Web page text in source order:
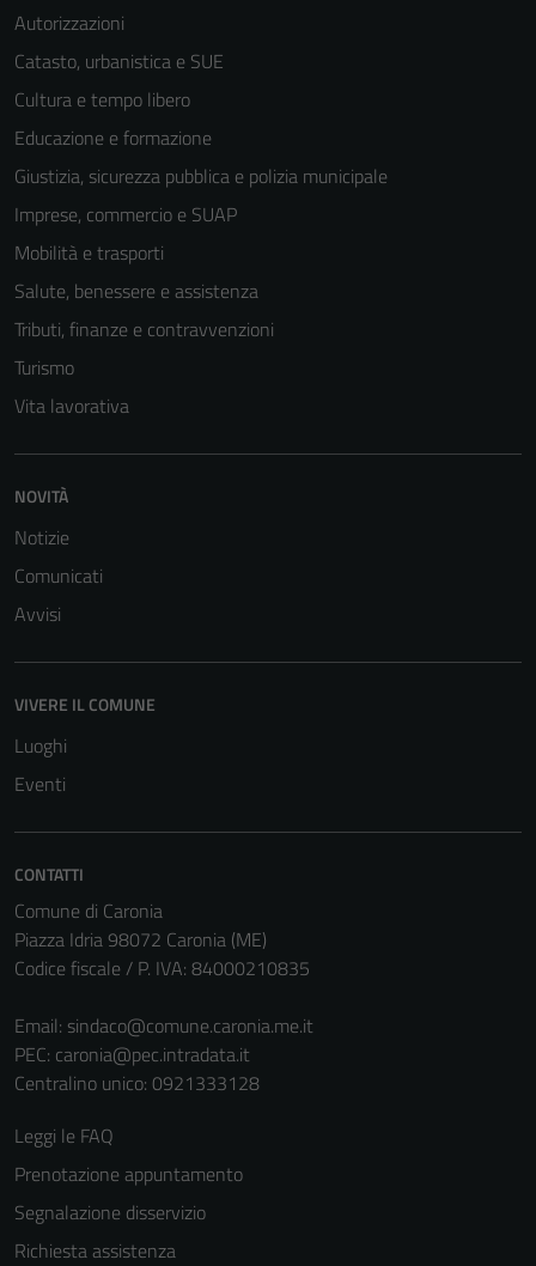
Autorizzazioni
Catasto, urbanistica e SUE
Cultura e tempo libero
Educazione e formazione
Giustizia, sicurezza pubblica e polizia municipale
Imprese, commercio e SUAP
Mobilità e trasporti
Salute, benessere e assistenza
Tributi, finanze e contravvenzioni
Turismo
Vita lavorativa
NOVITÀ
Notizie
Comunicati
Avvisi
VIVERE IL COMUNE
Luoghi
Eventi
CONTATTI
Comune di Caronia
Piazza Idria 98072 Caronia (ME)
Codice fiscale / P. IVA: 84000210835
Email: sindaco@comune.caronia.me.it
PEC: caronia@pec.intradata.it
Centralino unico: 0921333128
Leggi le FAQ
Prenotazione appuntamento
Segnalazione disservizio
Richiesta assistenza
Questi cookie